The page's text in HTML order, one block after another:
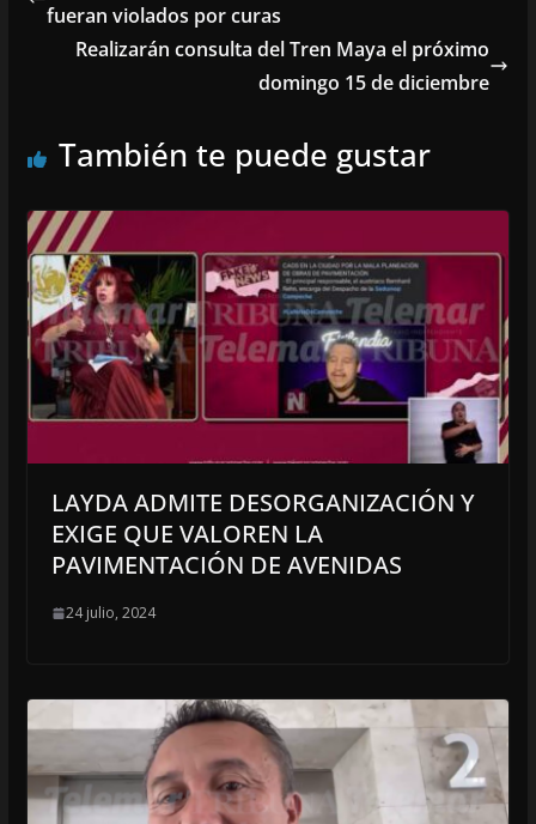
fueran violados por curas
Realizarán consulta del Tren Maya el próximo
domingo 15 de diciembre
También te puede gustar
LAYDA ADMITE DESORGANIZACIÓN Y
EXIGE QUE VALOREN LA
PAVIMENTACIÓN DE AVENIDAS
24 julio, 2024